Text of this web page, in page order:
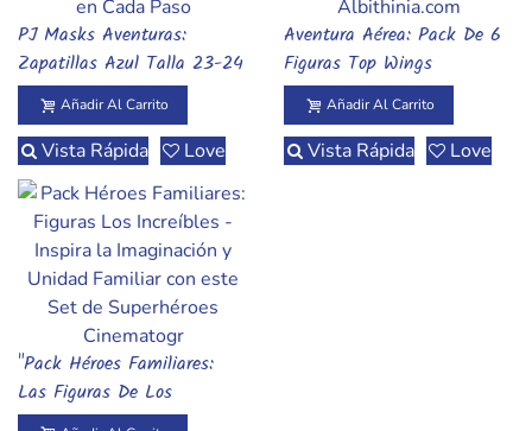
Añadir Al Carrito
PJ Masks Aventuras:
Zapatillas Azul Talla 23-24
Para Pequeños Héroes
Añadir Al Carrito
Vista Rápida Love
Añadir Al Carrito
Aventura Aérea: Pack De 6
Figuras Top Wings
Exploradores
Añadir Al Carrito
Vista Rápida Love
Añadir Al Carrito
"Pack Héroes Familiares:
Las Figuras De Los
Increíbles"